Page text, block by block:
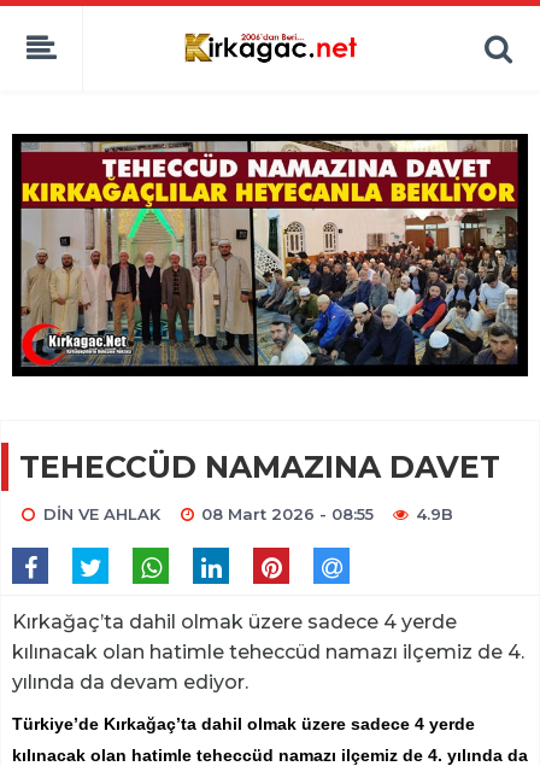
TEHECCÜD NAMAZINA DAVET
DİN VE AHLAK 08 Mart 2026 - 08:55 4.9B
Kırkağaç’ta dahil olmak üzere sadece 4 yerde
kılınacak olan hatimle teheccüd namazı ilçemiz de 4.
yılında da devam ediyor.
Türkiye’de Kırkağaç’ta dahil olmak üzere sadece 4 yerde
kılınacak olan hatimle teheccüd namazı ilçemiz de 4. yılında da